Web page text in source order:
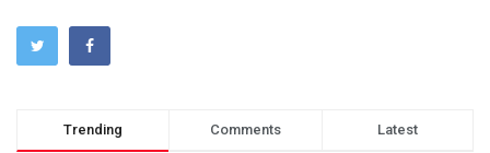
Trending Comments Latest